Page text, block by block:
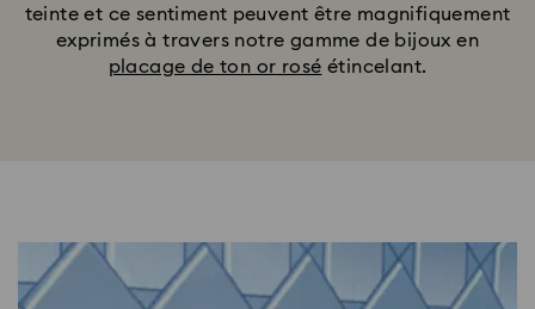
teinte et ce sentiment peuvent être magnifiquement
exprimés à travers notre gamme de bijoux en
placage de ton or rosé étincelant.